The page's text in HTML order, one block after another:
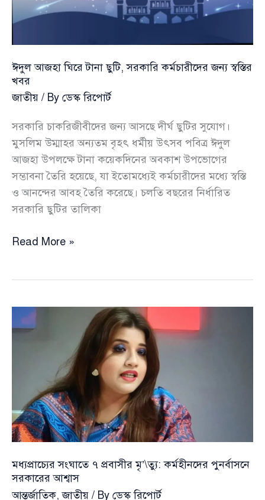
হচ্ছে
চিত্র
ঈদুল আজহা ঘিরে টানা ছুটি, সরকারি কর্মচারীদের জন্য স্বস্তির
খবর
জাতীয় / By ডেস্ক রিপোর্ট
সরকারি চাকরিজীবীদের জন্য আসছে দীর্ঘ ছুটির সুযোগ।
মুসলিম উম্মাহর অন্যতম বৃহৎ ধর্মীয় উৎসব পবিত্র ঈদুল
আজহা উপলক্ষে টানা কয়েকদিনের অবকাশ উপভোগের
সম্ভাবনা তৈরি হয়েছে, যা ইতোমধ্যেই কর্মচারীদের মধ্যে স্বস্তি
ও আনন্দের আবহ তৈরি করেছে। চলতি বছরের নির্ধারিত
সরকারি ছুটির তালিকা
ঈদুল
ছুটি,
সরকারি
Read More »
মধ্যপ্রাচ্যের সংঘাতে ৭ প্রবাসীর মৃ’\ত্যু: কর্মহীনদের পুনর্বাসনে
সরকারের আশ্বাস
আন্তর্জাতিক,জাতীয় / By ডেস্ক রিপোর্ট